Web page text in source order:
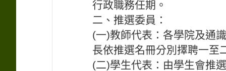
行政職務任期。
二、推選委員：
(一)教師代表：各學院及通
長依推選名冊分別擇聘一至
(二)學生代表：由學生會推